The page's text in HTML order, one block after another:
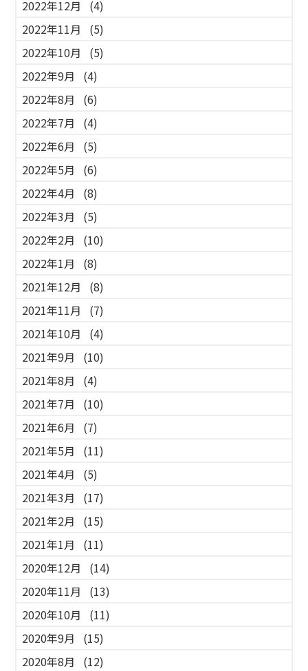
2022年12月
(4)
2022年11月
(5)
2022年10月
(5)
2022年9月
(4)
2022年8月
(6)
2022年7月
(4)
2022年6月
(5)
2022年5月
(6)
2022年4月
(8)
2022年3月
(5)
2022年2月
(10)
2022年1月
(8)
2021年12月
(8)
2021年11月
(7)
2021年10月
(4)
2021年9月
(10)
2021年8月
(4)
2021年7月
(10)
2021年6月
(7)
2021年5月
(11)
2021年4月
(5)
2021年3月
(17)
2021年2月
(15)
2021年1月
(11)
2020年12月
(14)
2020年11月
(13)
2020年10月
(11)
2020年9月
(15)
2020年8月
(12)